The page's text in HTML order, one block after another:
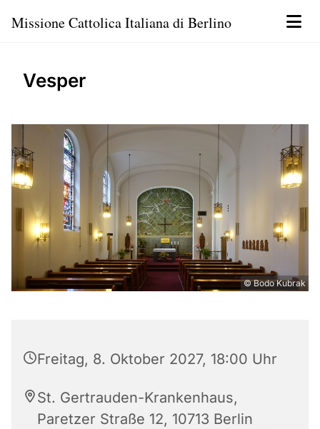
Missione Cattolica Italiana di Berlino
Vesper
© Bodo Kubrak
Freitag, 8. Oktober 2027, 18:00 Uhr
St. Gertrauden-Krankenhaus,
Paretzer Straße 12, 10713 Berlin